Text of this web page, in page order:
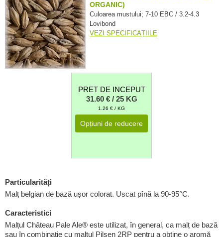
ORGANIC)
Culoarea mustului; 7-10 EBC / 3.2-4.3
Lovibond
VEZI SPECIFICAȚIILE
PRET DE INCEPUT
31.60 € / 25 KG
1.26 € / KG
Opțiuni de reducere
Particularități
Malț belgian de bază ușor colorat. Uscat pînă la 90-95°C.
Caracteristici
Malțul Château Pale Ale® este utilizat, în general, ca malț de bază
sau în combinație cu malțul Pilsen 2RP pentru a obține o aromă